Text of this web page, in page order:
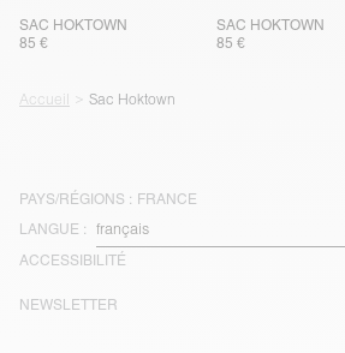
SAC HOKTOWN
85 €
SAC HOKTOWN
85 €
Accueil Sac Hoktown
PAYS/RÉGIONS : FRANCE
LANGUE :
ACCESSIBILITÉ
NEWSLETTER